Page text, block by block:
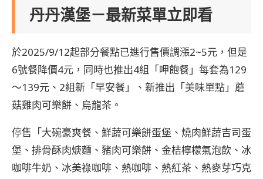
丹丹漢堡－最新菜單立即看
於2025/9/12起部分餐點已進行售價調漲2~5元，但是
6號餐降價4元，同時也推出4組「呷飽餐」每套為129
～139元、2組新「早安餐」、新推出「美味單點」蘑
菇雞肉可樂餅、烏龍茶。
停售「大碗豪爽餐、鮮蔬可樂餅蛋堡、燒肉鮮蔬吉司蛋
堡、排骨酥肉焿麵、豬肉可樂餅、金桔檸檬氣泡飲、冰
咖啡牛奶、冰美祿咖啡、熱咖啡、熱紅茶、熱麥芽巧克